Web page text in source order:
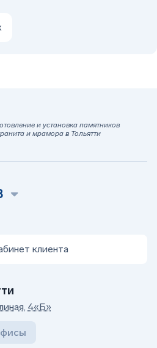
и установка памятников
и мрамора в Тольятти
клиента
4«Б»